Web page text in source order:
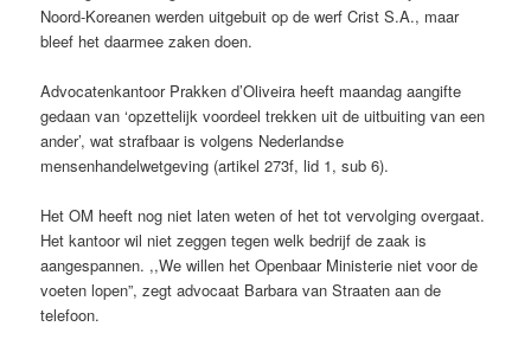
Noord-Koreanen werden uitgebuit op de werf Crist S.A., maar
bleef het daarmee zaken doen.
Advocatenkantoor Prakken d’Oliveira heeft maandag aangifte
gedaan van ‘opzettelijk voordeel trekken uit de uitbuiting van een
ander’, wat strafbaar is volgens Nederlandse
mensenhandelwetgeving (artikel 273f, lid 1, sub 6).
Het OM heeft nog niet laten weten of het tot vervolging overgaat.
Het kantoor wil niet zeggen tegen welk bedrijf de zaak is
aangespannen. ,,We willen het Openbaar Ministerie niet voor de
voeten lopen”, zegt advocaat Barbara van Straaten aan de
telefoon.